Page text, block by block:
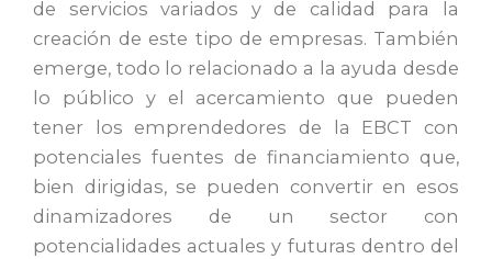
de servicios variados y de calidad para la
creación de este tipo de empresas. También
emerge, todo lo relacionado a la ayuda desde
lo público y el acercamiento que pueden
tener los emprendedores de la EBCT con
potenciales fuentes de financiamiento que,
bien dirigidas, se pueden convertir en esos
dinamizadores de un sector con
potencialidades actuales y futuras dentro del